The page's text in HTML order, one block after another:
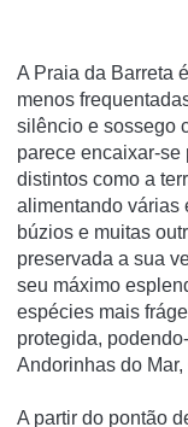
A Praia da Barreta
menos
silêncio e sossego
parece encaixar-se
distintos como a
alimentando várias
búzios e muitas
preservada a sua
seu máximo
espécies mais
protegida,
Andorinhas do
A partir do pontão